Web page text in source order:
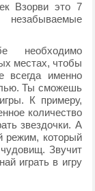
Взорви это 7
необходимо
местах, чтобы
всегда именно
Ты сможешь
К примеру,
количество
звездочки. А
режим, который
Звучит
играть в игру